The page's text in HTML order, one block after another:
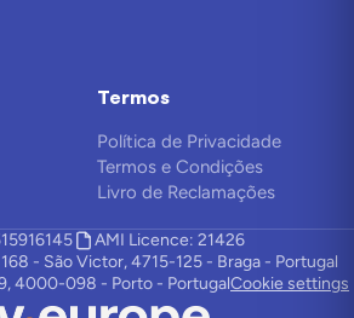
Termos
Política de Privacidade
Termos e Condições
Livro de Reclamações
AMI Licence: 21426
168 - São Victor, 4715-125 - Braga - Portugal
4000-098 - Porto - PortugalCookie settings